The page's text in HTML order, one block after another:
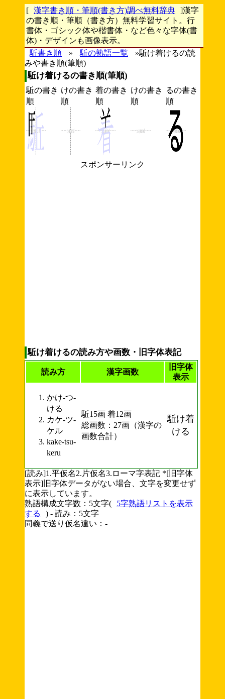
[ 漢字書き順・筆順(書き方)調べ無料辞典 ]漢字
の書き順・筆順（書き方）無料学習サイト。行
書体・ゴシック体や楷書体・など色々な字体(書
体)・デザインも画像表示。
駈書き順
» 駈の熟語一覧
»駈け着けるの読
みや書き順(筆順)
駈け着けるの書き順(筆順)
駈の書き
順
けの書き
順
着の書き
順
けの書き
順
るの書き
順
スポンサーリンク
駈け着けるの読み方や画数・旧字体表記
読み方 漢字画数
旧字体
表示
かけ-つ-
ける
カケ-ツ-
ケル
kake-tsu-
keru
駈15画 着12画
総画数：27画（漢字の
画数合計）
駈け着
ける
[読み]1.平仮名2.片仮名3.ローマ字表記 *[旧字体
表示]旧字体データがない場合、文字を変更せず
に表示しています。
熟語構成文字数：5文字(
5字熟語リストを表示
する
) - 読み：5文字
同義で送り仮名違い：-